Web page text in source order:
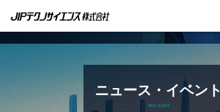
ニュース・イベント
News & Event